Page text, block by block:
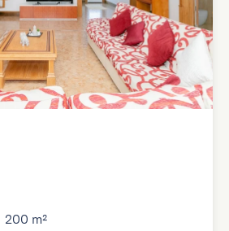
200 m²